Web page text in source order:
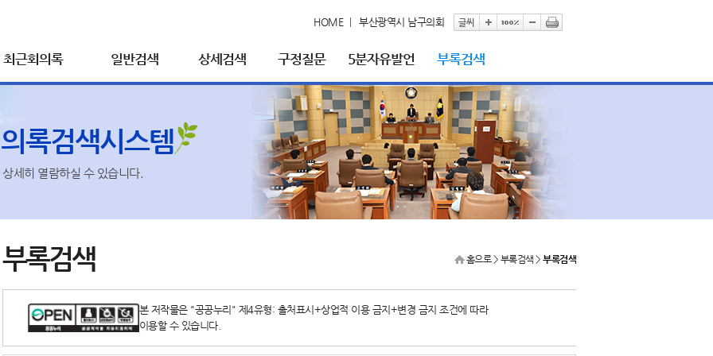
HOME 부산광역시 남구의회
최근회의록 일반검색 상세검색 구정질문 5분자유발언 부록검색
록검색시스템
세히 열람하실 수 있습니다.
부록검색 홈으로> 부록검색 > 부록검색
본 저작물은 "공공누리" 제4유형: 출처표시+상업적 이용 금지+변경 금지 조건에 따라
이용할 수 있습니다.